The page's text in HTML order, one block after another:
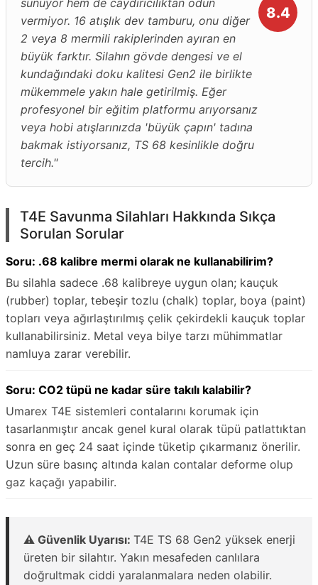
sunuyor hem de caydırıcılıktan ödün
vermiyor. 16 atışlık dev tamburu, onu diğer
2 veya 8 mermili rakiplerinden ayıran en
büyük farktır. Silahın gövde dengesi ve el
kundağındaki doku kalitesi Gen2 ile birlikte
mükemmele yakın hale getirilmiş. Eğer
profesyonel bir eğitim platformu arıyorsanız
veya hobi atışlarınızda 'büyük çapın' tadına
bakmak istiyorsanız, TS 68 kesinlikle doğru
tercih."
8.4
T4E Savunma Silahları Hakkında Sıkça
Sorulan Sorular
Soru: .68 kalibre mermi olarak ne kullanabilirim?
Bu silahla sadece .68 kalibreye uygun olan; kauçuk
(rubber) toplar, tebeşir tozlu (chalk) toplar, boya (paint)
topları veya ağırlaştırılmış çelik çekirdekli kauçuk toplar
kullanabilirsiniz. Metal veya bilye tarzı mühimmatlar
namluya zarar verebilir.
Soru: CO2 tüpü ne kadar süre takılı kalabilir?
Umarex T4E sistemleri contalarını korumak için
tasarlanmıştır ancak genel kural olarak tüpü patlattıktan
sonra en geç 24 saat içinde tüketip çıkarmanız önerilir.
Uzun süre basınç altında kalan contalar deforme olup
gaz kaçağı yapabilir.
⚠️ Güvenlik Uyarısı: T4E TS 68 Gen2 yüksek enerji
üreten bir silahtır. Yakın mesafeden canlılara
doğrultmak ciddi yaralanmalara neden olabilir.